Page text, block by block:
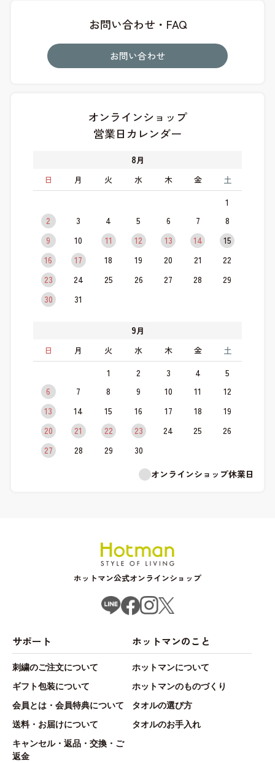
お問い合わせ・FAQ
お問い合わせ
オンラインショップ
営業日カレンダー
8月
日
月 火 水 木 金 土
1
2
3 4 5 6 7
8
9
10 11 12 13 14
15
16
17 18 19 20 21
22
23
24 25 26 27 28
29
30
31
9月
日
月 火 水 木 金 土
1 2 3 4
5
6
7 8 9 10 11
12
13
14 15 16 17 18
19
20
21 22 23 24 25
26
27
28 29
30
オンラインショップ休業日
ホットマン公式オンラインショップ
サポート
刺繍のご注文について
ギフト包装について
会員とは・会員特典について
送料・お届けについて
キャンセル・返品・交換・ご
返金
ホットマンのこと
ホットマンについて
ホットマンのものづくり
タオルの選び方
タオルのお手入れ